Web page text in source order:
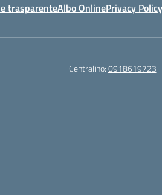
trasparenteAlbo OnlinePrivacy Policy
Centralino:0918619723